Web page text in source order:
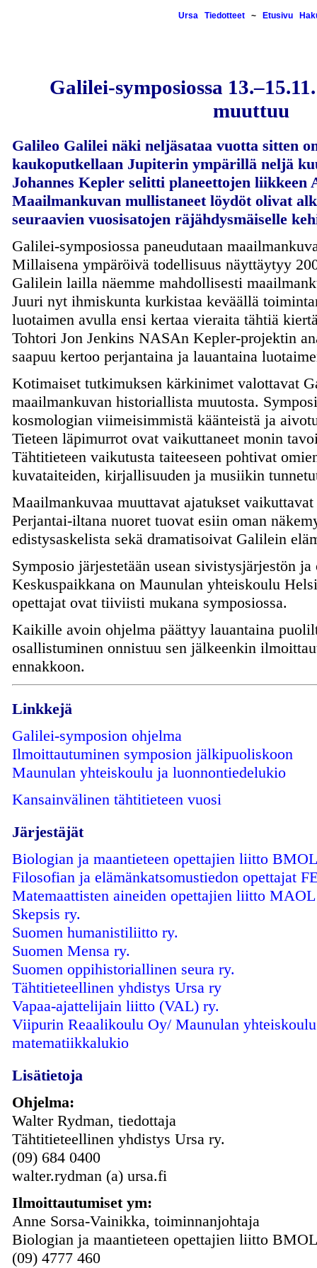
Ursa Tiedotteet~ Etusivu
Galilei-symposiossa
muuttuu
Galileo Galilei näki neljäsataa vuotta sitten
kaukoputkellaan Jupiterin ympärillä neljä
Johannes Kepler selitti planeettojen liikkeen
Maailmankuvan mullistaneet löydöt olivat
seuraavien vuosisatojen räjähdysmäiselle
Galilei-symposiossa paneudutaan
Millaisena ympäröivä todellisuus näyttäytyy
Galilein lailla näemme mahdollisesti
Juuri nyt ihmiskunta kurkistaa keväällä
luotaimen avulla ensi kertaa vieraita tähtiä
Tohtori Jon Jenkins NASAn Kepler-projektin
saapuu kertoo perjantaina ja lauantaina
Kotimaiset tutkimuksen kärkinimet valottavat
maailmankuvan historiallista muutosta.
kosmologian viimeisimmistä käänteistä ja
Tieteen läpimurrot ovat vaikuttaneet monin
Tähtitieteen vaikutusta taiteeseen pohtivat
kuvataiteiden, kirjallisuuden ja musiikin
Maailmankuvaa muuttavat ajatukset
Perjantai-iltana nuoret tuovat esiin oman
edistysaskelista sekä dramatisoivat Galilein
Symposio järjestetään usean sivistysjärjestön
Keskuspaikkana on Maunulan yhteiskoulu
opettajat ovat tiiviisti mukana symposiossa.
Kaikille avoin ohjelma päättyy lauantaina
osallistuminen onnistuu sen jälkeenkin
ennakkoon.
Linkkejä
Galilei-symposion ohjelma
Ilmoittautuminen symposion jälkipuoliskoon
Maunulan yhteiskoulu ja luonnontiedelukio
Kansainvälinen tähtitieteen vuosi
Järjestäjät
Biologian ja maantieteen opettajien liitto
Filosofian ja elämänkatsomustiedon opettajat
Matemaattisten aineiden opettajien liitto
Skepsis ry.
Suomen humanistiliitto ry.
Suomen Mensa ry.
Suomen oppihistoriallinen seura ry.
Tähtitieteellinen yhdistys Ursa ry
Vapaa-ajattelijain liitto (VAL) ry.
Viipurin Reaalikoulu Oy/ Maunulan
matematiikkalukio
Lisätietoja
Ohjelma:
Walter Rydman, tiedottaja
Tähtitieteellinen yhdistys Ursa ry.
(09) 684 0400
walter.rydman (a) ursa.fi
Ilmoittautumiset ym:
Anne Sorsa-Vainikka, toiminnanjohtaja
Biologian ja maantieteen opettajien liitto
(09) 4777 460